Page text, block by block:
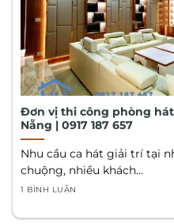
Đơn vị thi công phòng
Nẵng | 0917 187 657
Nhu cầu ca hát giải trí tại
chuộng, nhiều khách...
1 BÌNH LUẬN